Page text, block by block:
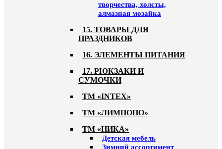
творчества, холсты,
алмазная мозайка
15. ТОВАРЫ ДЛЯ
ПРАЗДНИКОВ
16. ЭЛЕМЕНТЫ ПИТАНИЯ
17. РЮКЗАКИ И
СУМОЧКИ
ТМ «INTEX»
ТМ «ЛИМПОПО»
ТМ «НИКА»
Детская мебель
Зимний ассортимент